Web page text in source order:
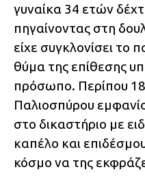
γυναίκα 34 ετών
πηγαίνοντας στη
είχε συγκλονίσει το
θύμα της επίθεσης
πρόσωπο. Περίπου
Παλιοσπύρου
στο δικαστήριο με
καπέλο και
κόσμο να της